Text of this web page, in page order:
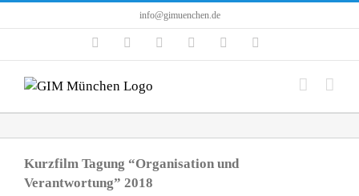
Inhalt
info@gimuenchen.de
FacebookInstagramLinkedIn YouTube
Kurzfilm Tagung “Organisation und
Verantwortung” 2018